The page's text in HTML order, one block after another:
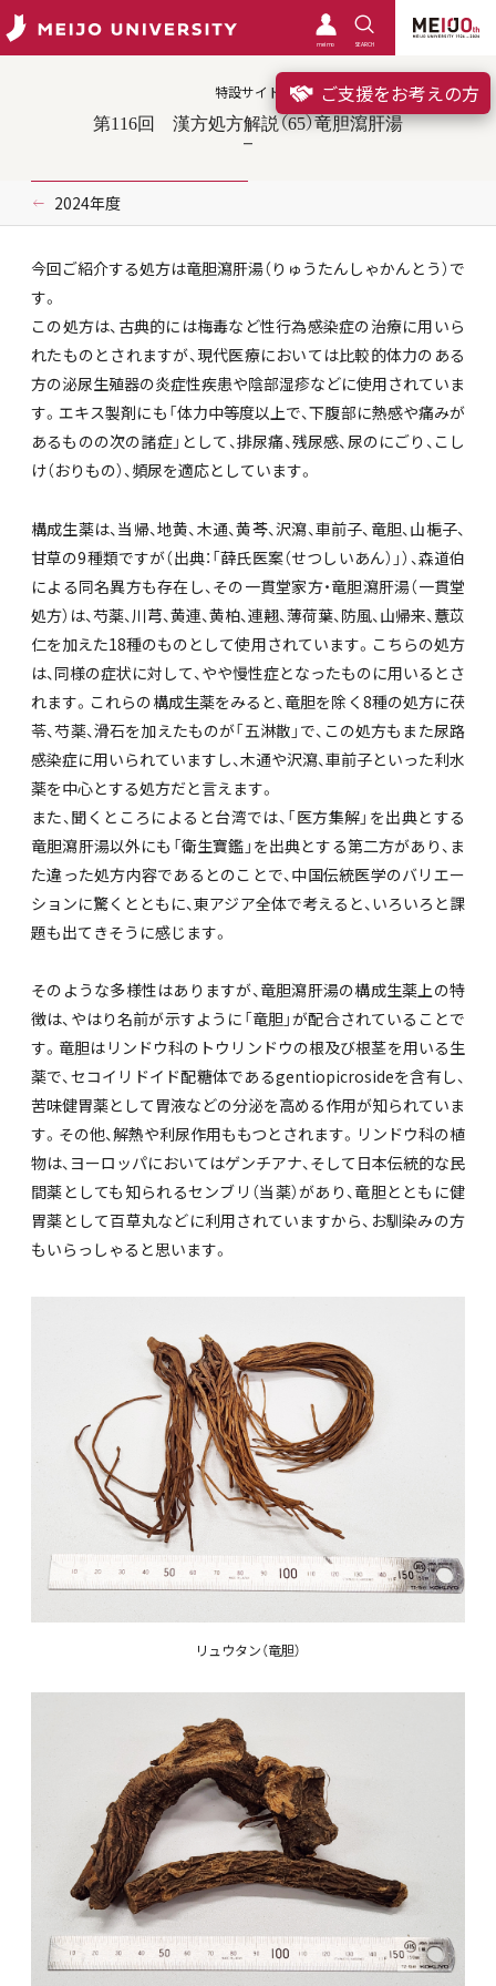
meimo SEARCH
ご支援をお考えの方
特設サイト
第116回 漢方処方解説（65）竜胆瀉肝湯
2024年度
今回ご紹介する処方は竜胆瀉肝湯（りゅうたんしゃかんとう）で
す。
この処方は、古典的には梅毒など性行為感染症の治療に用いら
れたものとされますが、現代医療においては比較的体力のある
方の泌尿生殖器の炎症性疾患や陰部湿疹などに使用されていま
す。エキス製剤にも「体力中等度以上で、下腹部に熱感や痛みが
あるものの次の諸症」として、排尿痛、残尿感、尿のにごり、こし
け（おりもの）、頻尿を適応としています。
構成生薬は、当帰、地黄、木通、黄芩、沢瀉、車前子、竜胆、山梔子、
甘草の9種類ですが（出典：「薛氏医案（せつしいあん）」）、森道伯
による同名異方も存在し、その一貫堂家方・竜胆瀉肝湯（一貫堂
処方）は、芍薬、川芎、黄連、黄柏、連翹、薄荷葉、防風、山帰来、 薏苡
仁を加えた18種のものとして使用されています。こちらの処方
は、同様の症状に対して、やや慢性症となったものに用いるとさ
れます。これらの構成生薬をみると、竜胆を除く8種の処方に茯
苓、芍薬、滑石を加えたものが「五淋散」で、この処方もまた尿路
感染症に用いられていますし、木通や沢瀉、車前子といった利水
薬を中心とする処方だと言えます。
また、聞くところによると台湾では、「医方集解」を出典とする
竜胆瀉肝湯以外にも「衛生寶鑑」を出典とする第二方があり、ま
た違った処方内容であるとのことで、中国伝統医学のバリエー
ションに驚くとともに、東アジア全体で考えると、いろいろと課
題も出てきそうに感じます。
そのような多様性はありますが、竜胆瀉肝湯の構成生薬上の特
徴は、やはり名前が示すように「竜胆」が配合されていることで
す。竜胆はリンドウ科のトウリンドウの根及び根茎を用いる生
薬で、セコイリドイド配糖体であるgentiopicrosideを含有し、
苦味健胃薬として胃液などの分泌を高める作用が知られていま
す。その他、解熱や利尿作用ももつとされます。リンドウ科の植
物は、ヨーロッパにおいてはゲンチアナ、そして日本伝統的な民
間薬としても知られるセンブリ（当薬）があり、竜胆とともに健
胃薬として百草丸などに利用されていますから、お馴染みの方
もいらっしゃると思います。
リュウタン（竜胆）